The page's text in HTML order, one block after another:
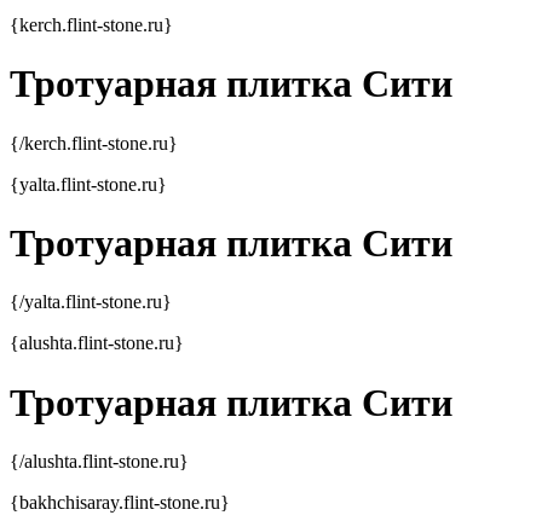
{kerch.flint-stone.ru}
Тротуарная плитка Сити
{/kerch.flint-stone.ru}
{yalta.flint-stone.ru}
Тротуарная плитка Сити
{/yalta.flint-stone.ru}
{alushta.flint-stone.ru}
Тротуарная плитка Сити
{/alushta.flint-stone.ru}
{bakhchisaray.flint-stone.ru}